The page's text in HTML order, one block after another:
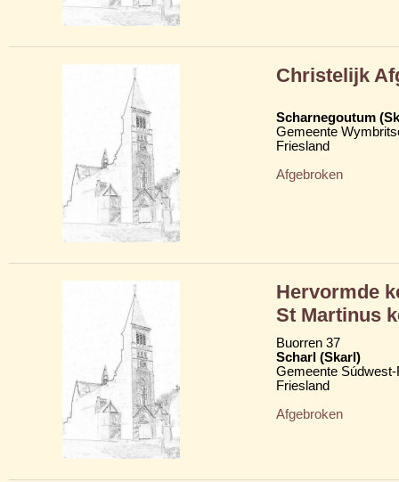
Christelijk
Scharnegoutum
Gemeente
Friesland
Afgebroken
Hervormde
St Martinus
Buorren 37
Scharl (Skarl)
Gemeente
Friesland
Afgebroken